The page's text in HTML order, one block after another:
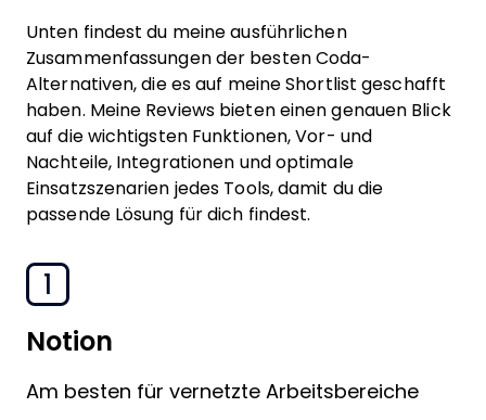
Unten findest du meine ausführlichen
Zusammenfassungen der besten Coda-
Alternativen, die es auf meine Shortlist geschafft
haben. Meine Reviews bieten einen genauen Blick
auf die wichtigsten Funktionen, Vor- und
Nachteile, Integrationen und optimale
Einsatzszenarien jedes Tools, damit du die
passende Lösung für dich findest.
1
Notion
Am besten für vernetzte Arbeitsbereiche